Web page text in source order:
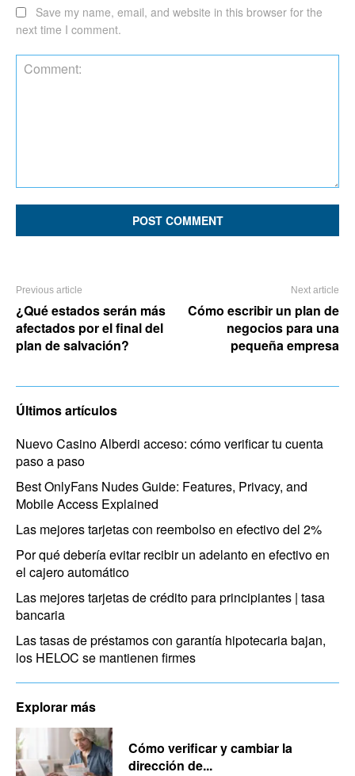
Save my name, email, and website in this browser for the
next time I comment.
Previous article
¿Qué estados serán más
afectados por el final del
plan de salvación?
Next article
Cómo escribir un plan de
negocios para una
pequeña empresa
Últimos artículos
Nuevo Casino Alberdi acceso: cómo verificar tu cuenta
paso a paso
Best OnlyFans Nudes Guide: Features, Privacy, and
Mobile Access Explained
Las mejores tarjetas con reembolso en efectivo del 2%
Por qué debería evitar recibir un adelanto en efectivo en
el cajero automático
Las mejores tarjetas de crédito para principiantes | tasa
bancaria
Las tasas de préstamos con garantía hipotecaria bajan,
los HELOC se mantienen firmes
Explorar más
Cómo verificar y cambiar la
dirección de...